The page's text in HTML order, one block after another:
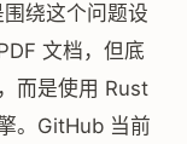
围绕这个问题设
文档，但底
而是使用 Rust
。GitHub 当前